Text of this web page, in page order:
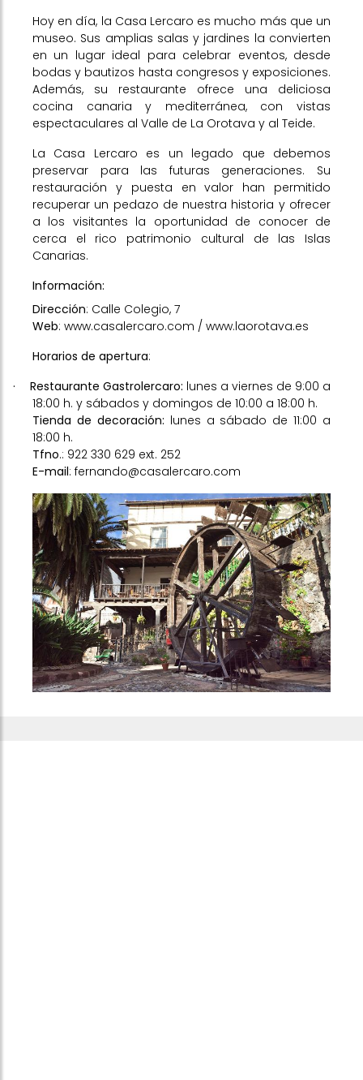
Hoy en día, la Casa Lercaro es mucho más que un
museo. Sus amplias salas y jardines la convierten
en un lugar ideal para celebrar eventos, desde
bodas y bautizos hasta congresos y exposiciones.
Además, su restaurante ofrece una deliciosa
cocina canaria y mediterránea, con vistas
espectaculares al Valle de La Orotava y al Teide.
La Casa Lercaro es un legado que debemos
preservar para las futuras generaciones. Su
restauración y puesta en valor han permitido
recuperar un pedazo de nuestra historia y ofrecer
a los visitantes la oportunidad de conocer de
cerca el rico patrimonio cultural de las Islas
Canarias.
Información:
Dirección: Calle Colegio, 7
Web: www.casalercaro.com / www.laorotava.es
Horarios de apertura:
·
Restaurante Gastrolercaro: lunes a viernes de 9:00 a
18:00 h. y sábados y domingos de 10:00 a 18:00 h.
Tienda de decoración: lunes a sábado de 11:00 a
18:00 h.
Tfno.: 922 330 629 ext. 252
E-mail: fernando@casalercaro.com
Previous Next